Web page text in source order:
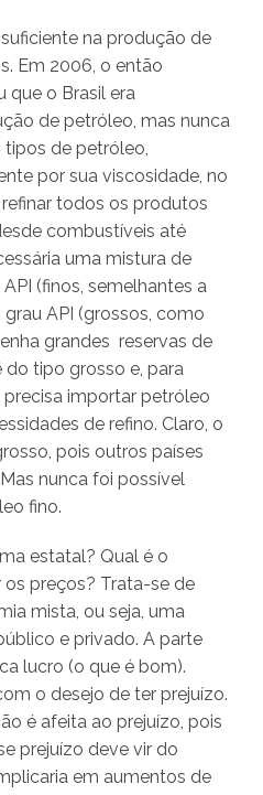
na produção de
Em 2006, o então
que o Brasil era
de petróleo, mas nunca
de petróleo,
por sua viscosidade, no
todos os produtos
combustíveis até
uma mistura de
(finos, semelhantes a
API (grossos, como
grandes reservas de
tipo grosso e, para
precisa importar petróleo
de refino. Claro, o
pois outros países
nunca foi possível
fino.
estatal? Qual é o
preços? Trata-se de
mista, ou seja, uma
e privado. A parte
lucro (o que é bom).
o desejo de ter prejuízo.
é afeita ao prejuízo, pois
prejuízo deve vir do
em aumentos de